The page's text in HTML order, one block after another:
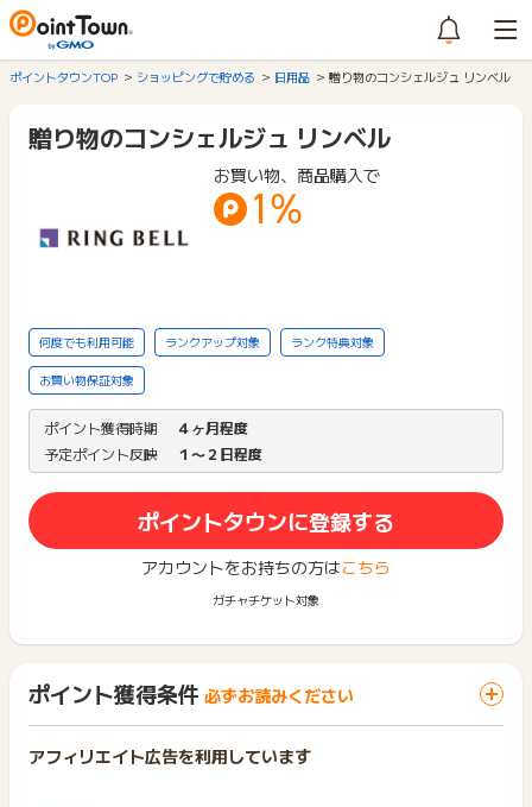
ポイントタウンTOP ショッピングで貯める 日用品 贈り物のコンシェルジュ リンベル
贈り物のコンシェルジュ リンベル
お買い物、商品購入で
1%
何度でも利用可能 ランクアップ対象 ランク特典対象
お買い物保証対象
ポイント獲得時期
４ヶ月程度
予定ポイント反映
１〜２日程度
ポイントタウンに登録する
アカウントをお持ちの方はこちら
ガチャチケット対象
ポイント獲得条件 必ずお読みください
アフィリエイト広告を利用しています